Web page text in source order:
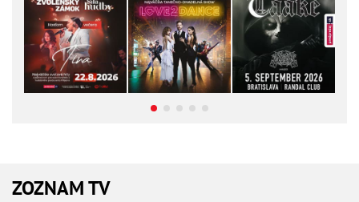
ZOZNAM TV